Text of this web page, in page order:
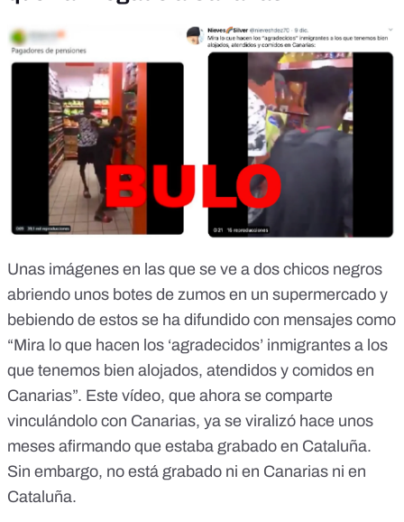
Unas imágenes en las que se ve a dos chicos negros
abriendo unos botes de zumos en un supermercado y
bebiendo de estos se ha difundido con mensajes como
“Mira lo que hacen los ‘agradecidos’ inmigrantes a los
que tenemos bien alojados, atendidos y comidos en
Canarias”. Este vídeo, que ahora se comparte
vinculándolo con Canarias, ya se viralizó hace unos
meses afirmando que estaba grabado en Cataluña.
Sin embargo, no está grabado ni en Canarias ni en
Cataluña.